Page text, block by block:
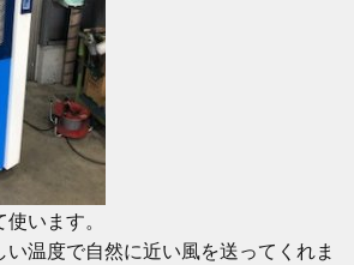
います。
い温度で自然に近い風を送ってくれま